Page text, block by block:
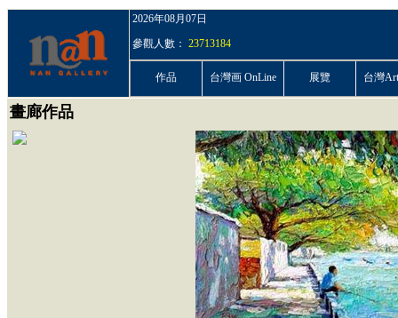
2026年08月07日
參觀人數： 23713184
作品 台灣画 OnLine 展覽 台灣
畫廊作品